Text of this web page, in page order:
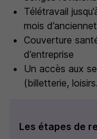
Télétravail
mois
Couverture
d’entreprise
Un accès aux
(billetterie,
Les étapes de